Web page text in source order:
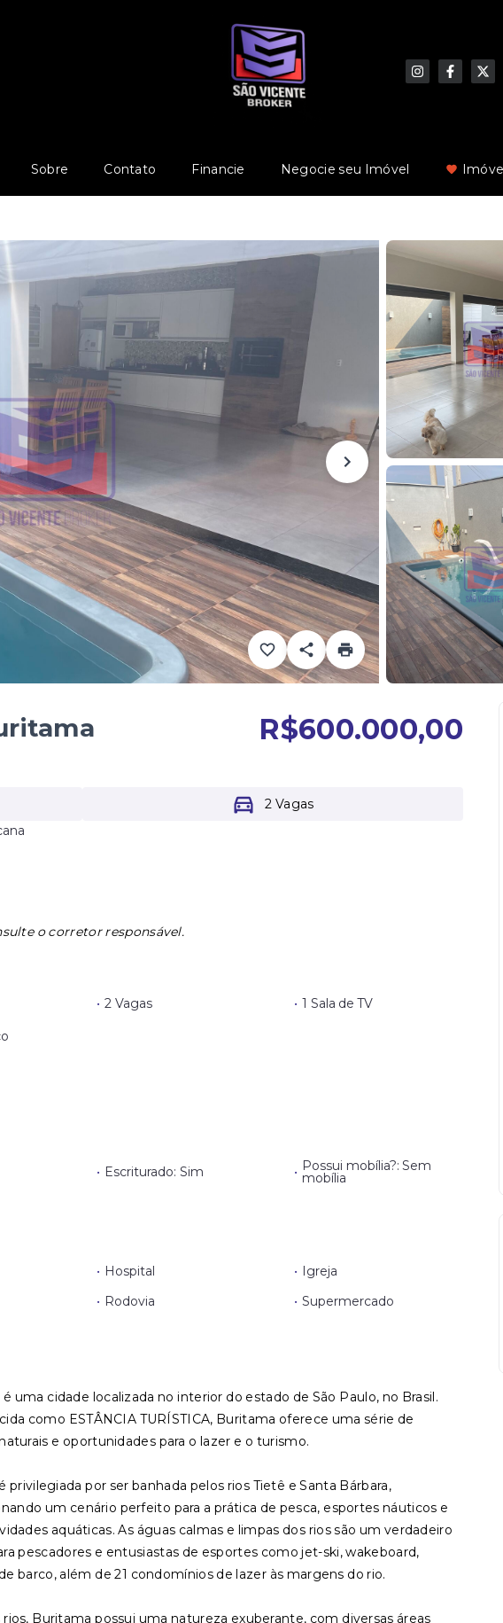
Sobre Contato Financie Negocie seu Imóvel
R$600.000,00
2 Vagas
o corretor responsável.
• 2 Vagas • 1 Sala de TV
• Escriturado: Sim • Possui mobília?: Sem
mobília
• Hospital • Igreja
• Rodovia • Supermercado
uma cidade localizada no interior do estado de São Paulo, no Brasil.
como ESTÂNCIA TURÍSTICA, Buritama oferece uma série de
e oportunidades para o lazer e o turismo.
privilegiada por ser banhada pelos rios Tietê e Santa Bárbara,
um cenário perfeito para a prática de pesca, esportes náuticos e
aquáticas. As águas calmas e limpas dos rios são um verdadeiro
pescadores e entusiastas de esportes como jet-ski, wakeboard,
barco, além de 21 condomínios de lazer às margens do rio.
Buritama possui uma natureza exuberante, com diversas áreas